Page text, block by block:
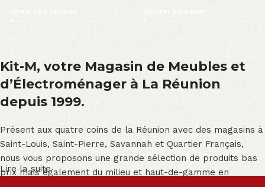
Choix des options Ajouter au panier
Kit-M, votre Magasin de Meubles et
d’Électroménager à La Réunion
depuis 1999.
Présent aux quatre coins de la Réunion avec des magasins à
Saint-Louis, Saint-Pierre, Savannah et Quartier Français,
nous vous proposons une grande sélection de produits bas
prix mais également du milieu et haut-de-gamme en
Lire la suite